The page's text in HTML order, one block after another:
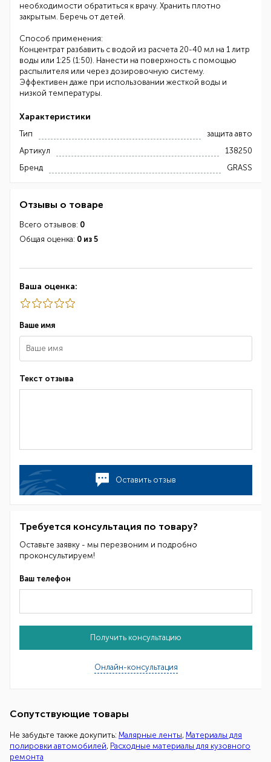
необходимости обратиться к врачу. Хранить плотно
закрытым. Беречь от детей.
Способ применения:
Концентрат разбавить с водой из расчета 20-40 мл на 1 литр
воды или 1:25 (1:50). Нанести на поверхность с помощью
распылителя или через дозировочную систему.
Эффективен даже при использовании жесткой воды и
низкой температуры.
Характеристики
Тип
защита авто
Артикул
138250
Бренд
GRASS
Отзывы о товаре
Всего отзывов: 0
Общая оценка: 0 из 5
Ваша оценка:
Ваше имя
Текст отзыва
Оставить отзыв
Требуется консультация по товару?
Оставьте заявку - мы перезвоним и подробно
проконсультируем!
Ваш телефон
Получить консультацию
Онлайн-консультация
Сопутствующие товары
Не забудьте также докупить: Малярные ленты, Материалы для
полировки автомобилей, Расходные материалы для кузовного
ремонта